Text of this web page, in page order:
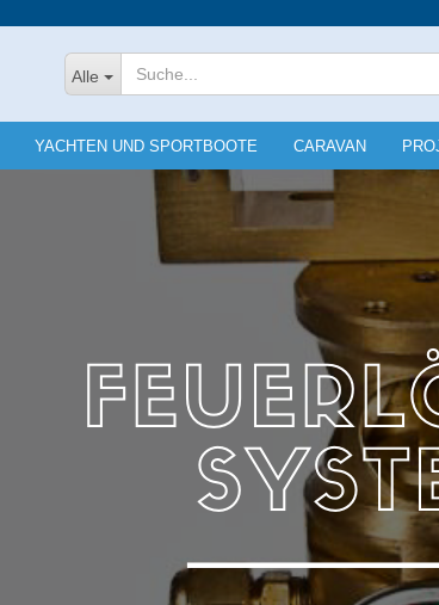
Alle
YACHTEN UND SPORTBOOTE CARAVAN